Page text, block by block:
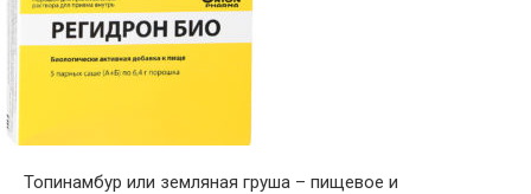
Топинамбур или земляная груша – пищевое и